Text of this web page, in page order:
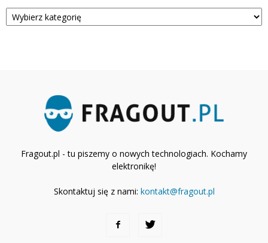
Kategorie
Fragout.pl - tu piszemy o nowych technologiach. Kochamy
elektronikę!
Skontaktuj się z nami: kontakt@fragout.pl